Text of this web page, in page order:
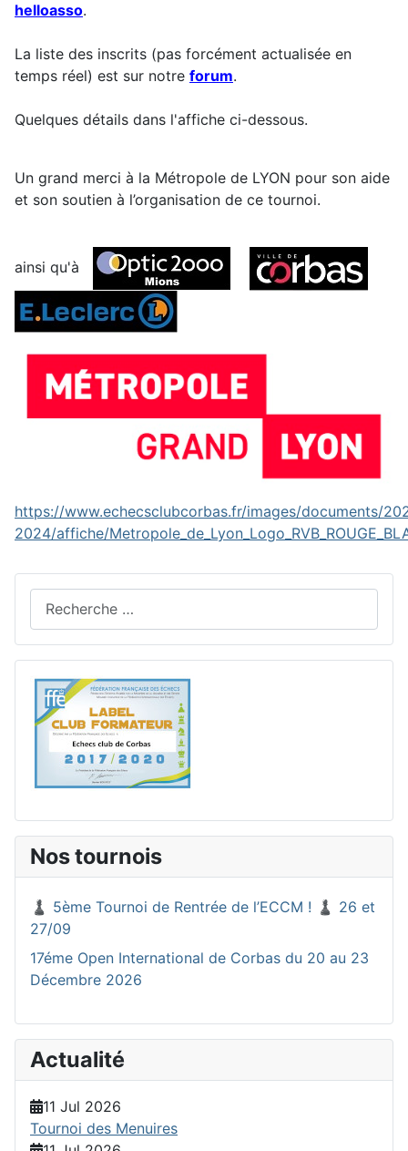
helloasso.
La liste des inscrits (pas forcément actualisée en
temps réel) est sur notre forum.
Quelques détails dans l'affiche ci-dessous.
Un grand merci à la Métropole de LYON pour son aide
et son soutien à l’organisation de ce tournoi.
ainsi qu'à
https://www.echecsclubcorbas.fr/images/documents/
2024/affiche/
Nos tournois
♟️ 5ème Tournoi de Rentrée de l’ECCM ! ♟️ 26 et
27/09
17éme Open International de Corbas du 20 au 23
Décembre 2026
Actualité
11 Jul 2026
Tournoi des Menuires